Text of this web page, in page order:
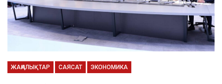
ЖАҢАЛЫҚТАР САЯСАТ ЭКОНОМИКА